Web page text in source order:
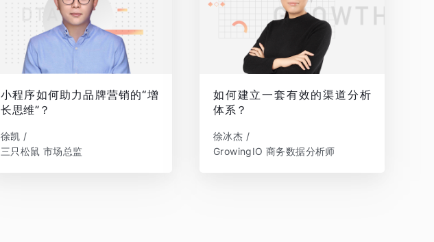
小程序如何助力品牌营销的“增
长思维”？
徐凯 /
三只松鼠 市场总监
如何建立一套有效的渠道分析
体系？
徐冰杰 /
GrowingIO 商务数据分析师